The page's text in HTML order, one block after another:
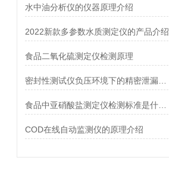
水中油分析仪的仪器原理介绍
2022新款多参数水质测定仪的产品介绍
食品二氧化硫测定仪检测原理
COD在线自动监测仪的原理介绍